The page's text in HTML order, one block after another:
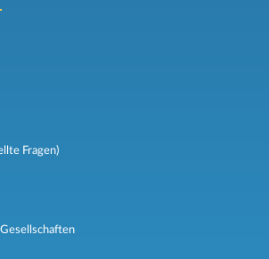
Fragen)